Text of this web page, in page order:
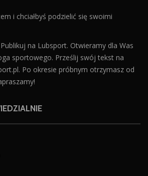
i chciałbyś podzielić się swoimi
na Lubsport. Otwieramy dla Was
sportowego. Prześlij swój tekst na
. Po okresie próbnym otrzymasz od